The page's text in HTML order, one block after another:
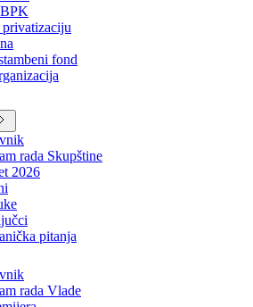
za šumarstvo
fond
rada Skupštine
2026
pitanja